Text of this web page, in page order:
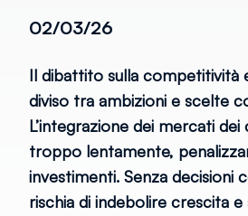
02/03/26
Il dibattito sulla competitività
diviso tra ambizioni e scelte
L’integrazione dei mercati
troppo lentamente,
investimenti. Senza decisioni
rischia di indebolire crescita